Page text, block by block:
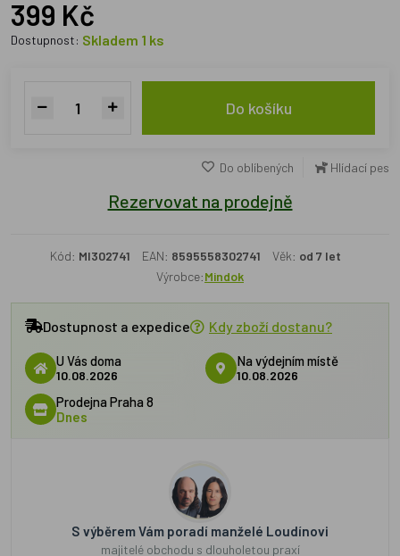
399 Kč
Dostupnost: Skladem 1 ks
Do košíku
Do oblíbených Hlídací pes
Rezervovat na prodejně
Kód: MI302741 EAN: 8595558302741 Věk: od 7 let
Výrobce:Mindok
Dostupnost a expedice Kdy zboží dostanu?
U Vás doma
10.08.2026
Na výdejním místě
10.08.2026
Prodejna Praha 8
Dnes
S výběrem Vám poradí manželé Loudínovi
majitelé obchodu s dlouholetou praxí